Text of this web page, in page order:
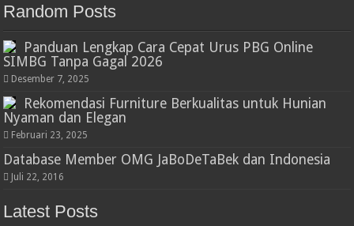
Random Posts
Panduan Lengkap Cara Cepat Urus PBG Online
SIMBG Tanpa Gagal 2026
Desember 7, 2025
Rekomendasi Furniture Berkualitas untuk Hunian
Nyaman dan Elegan
Februari 23, 2025
Database Member OMG JaBoDeTaBek dan Indonesia
Juli 22, 2016
Latest Posts